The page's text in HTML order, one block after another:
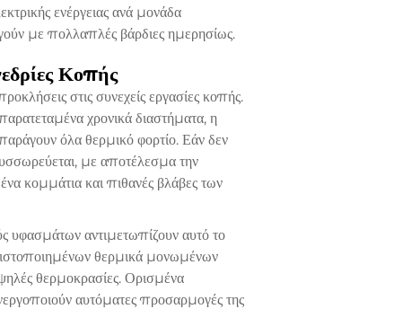
ενέργειας ανά μονάδα
με πολλαπλές βάρδιες ημερησίως.
Κοπής
στις συνεχείς εργασίες κοπής.
χρονικά διαστήματα, η
όλα θερμικό φορτίο. Εάν δεν
με αποτέλεσμα την
κομμάτια και πιθανές βλάβες των
υφασμάτων αντιμετωπίζουν αυτό το
θερμικά μονωμένων
θερμοκρασίες. Ορισμένα
αυτόματες προσαρμογές της